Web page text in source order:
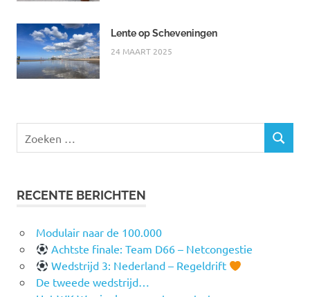
Lente op Scheveningen
24 MAART 2025
naar:
ZOEKEN
RECENTE BERICHTEN
Modulair naar de 100.000
Achtste finale: Team D66 – Netcongestie
Wedstrijd 3: Nederland – Regeldrift
De tweede wedstrijd…